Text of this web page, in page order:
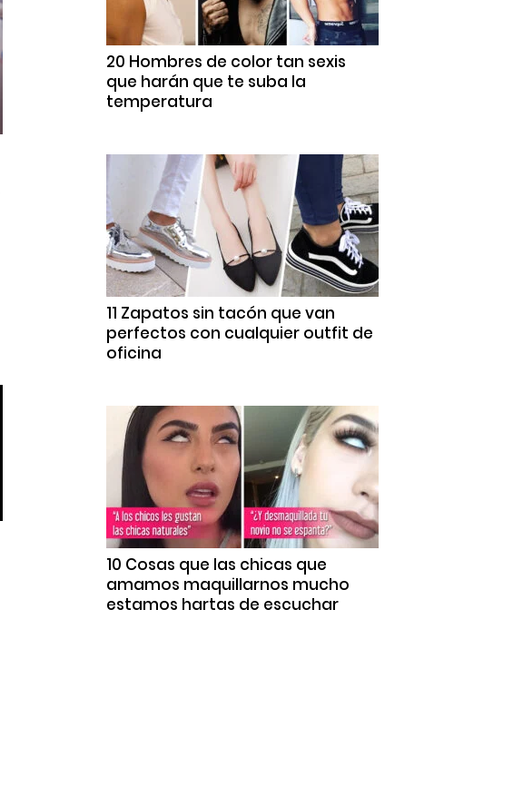
20 Hombres de color tan sexis
que harán que te suba la
temperatura
11 Zapatos sin tacón que van
perfectos con cualquier outfit de
oficina
10 Cosas que las chicas que
amamos maquillarnos mucho
estamos hartas de escuchar